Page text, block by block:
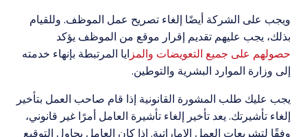
ويجب على الشركة أيضًا إلغاء تصريح عمل الموظف. وللقيام
بذلك، يجب عليهم تقديم إقرار موقع من الموظف يؤكد
حصولهم على جميع التعويضات والمز ايا المرتبطة بإنهاء خدمته
إلى وزارة الموارد البشرية والتوطين.
يجب عليك طلب المشورة القانونية إذا قام صاحب العمل بتأخير
إلغاء تأشيرتك. يعد تأخير إلغاء تأشيرة العامل أمرًا غير قانوني،
وفقًا لتشريعات العمل الإماراتية. إذا كان العامل يحاول التوقيع